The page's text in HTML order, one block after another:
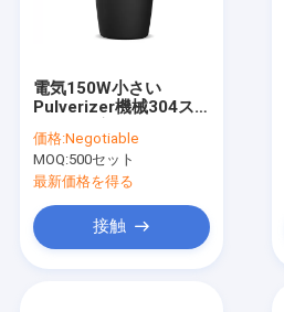
電気150W小さい
Pulverizer機械304ス
価格:Negotiable
MOQ:500セット
最新価格を得る
接触